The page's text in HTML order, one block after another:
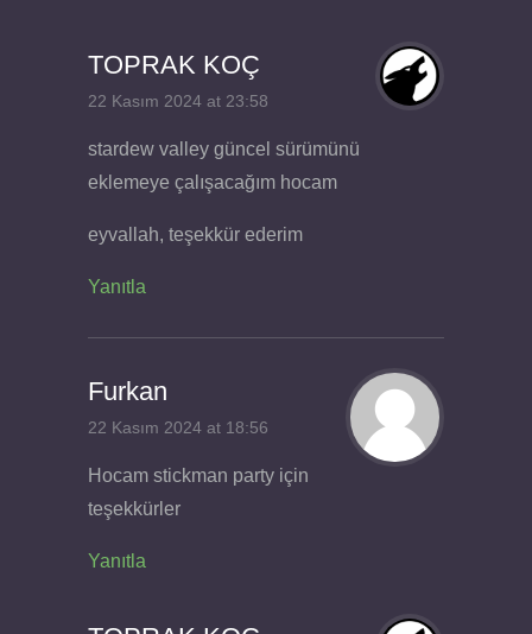
TOPRAK KOÇ
22 Kasım 2024 at 23:58
stardew valley güncel sürümünü
eklemeye çalışacağım hocam
eyvallah, teşekkür ederim
Yanıtla
Furkan
22 Kasım 2024 at 18:56
Hocam stickman party için
teşekkürler
Yanıtla